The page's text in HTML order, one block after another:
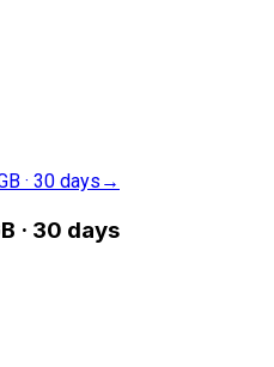
· 30 days →
· 30 days